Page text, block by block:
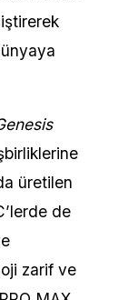
üretilen
de
zarif ve